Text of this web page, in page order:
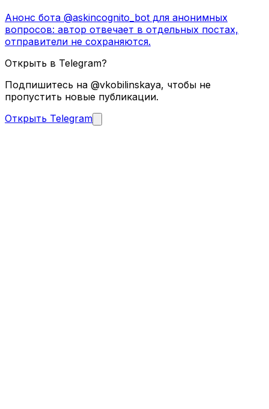
Анонс бота @askincognito_bot для анонимных
вопросов: автор отвечает в отдельных постах,
отправители не сохраняются.
Открыть в Telegram?
Подпишитесь на @vkobilinskaya, чтобы не
пропустить новые публикации.
Открыть Telegram